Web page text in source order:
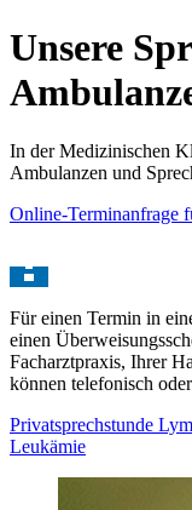
Unsere
In der Medizinischen
Ambulanzen und
Online-Terminanfrage
Für einen Termin in
einen
Facharztpraxis, Ihrer
können telefonisch
Privatsprechstunde
Leukämie